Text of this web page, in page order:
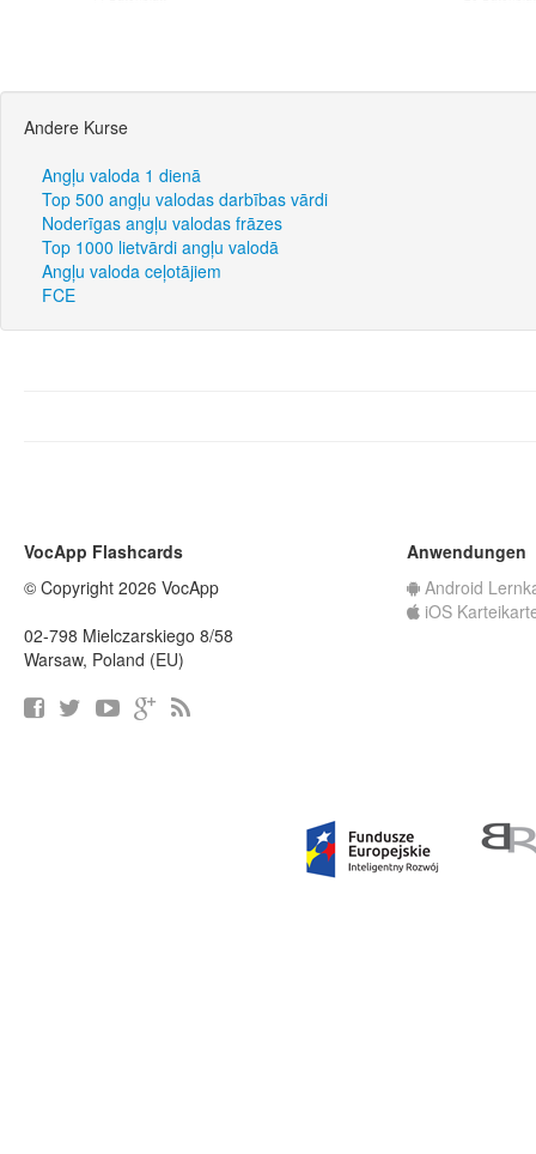
Andere Kurse
Angļu valoda 1 dienā
Top 500 angļu valodas darbības vārdi
Noderīgas angļu valodas frāzes
Top 1000 lietvārdi angļu valodā
Angļu valoda ceļotājiem
FCE
VocApp Flashcards
© Copyright 2026 VocApp
02-798 Mielczarskiego 8/58
Warsaw, Poland (EU)
Anwendungen
Android
iOS